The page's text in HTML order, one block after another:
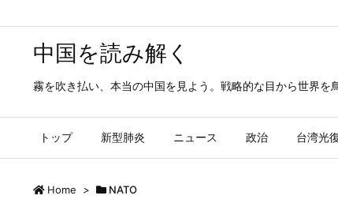
中国を読み解く
霧を吹き払い、本当の中国を見よう。戦略的な目から世界を
トップ 新型肺炎 ニュース 政治 台湾光
Home > NATO